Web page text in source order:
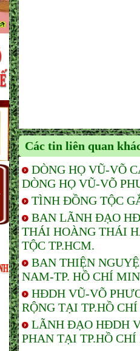
Các tin liên quan
DÒNG HỌ VŨ-VÕ
DÒNG HỌ VŨ-VÕ
TÌNH ĐỒNG TỘC
BAN LÃNH ĐẠO
THÁI HOÀNG THÁI
TỘC TP.HCM.
BAN THIỆN
NAM-TP. HỒ CHÍ
HĐDH VŨ-VÕ
RỘNG TẠI TP.HỒ
LÃNH ĐẠO HĐDH
PHAN TẠI TP.HỒ